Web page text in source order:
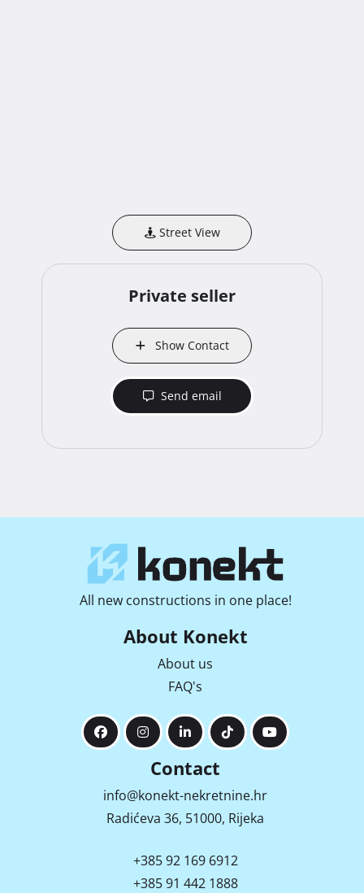
Street View
Private seller
Show Contact
Send email
All new constructions in one place!
About Konekt
About us
FAQ's
Contact
info@konekt-nekretnine.hr
Radićeva 36, 51000, Rijeka
+385 92 169 6912
+385 91 442 1888